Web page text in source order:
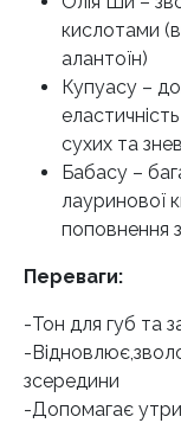
кислотами
алантоїн)
Купуасу –
сухих та
Бабасу –
лауринової
поповнення
Переваги:
-Тон для губ та
-
зсередини
-Допомагає